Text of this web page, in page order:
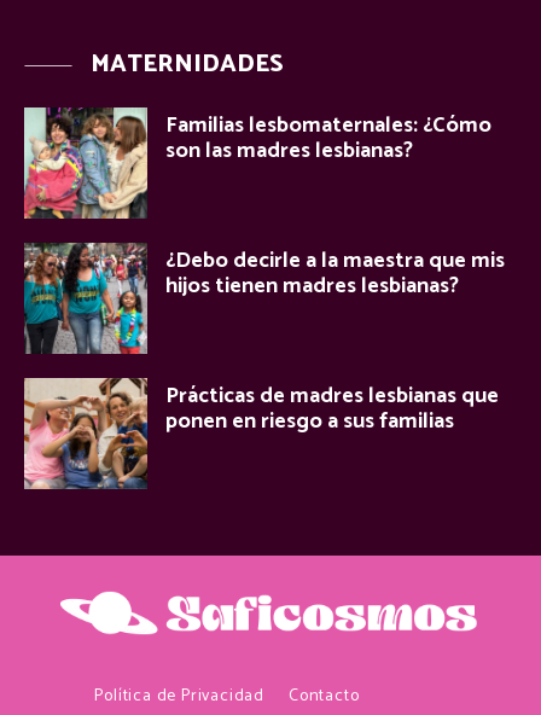
MATERNIDADES
Familias lesbomaternales: ¿Cómo
son las madres lesbianas?
¿Debo decirle a la maestra que mis
hijos tienen madres lesbianas?
Prácticas de madres lesbianas que
ponen en riesgo a sus familias
Política de Privacidad Contacto